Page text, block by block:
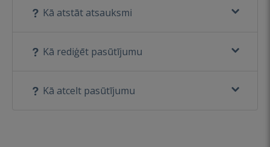
Kā atstāt atsauksmi
Kā rediģēt pasūtījumu
Kā atcelt pasūtījumu